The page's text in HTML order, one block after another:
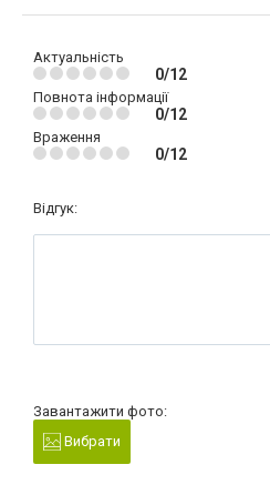
Актуальність
0/12
Повнота інформації
0/12
Враження
0/12
Відгук:
Завантажити фото:
Вибрати